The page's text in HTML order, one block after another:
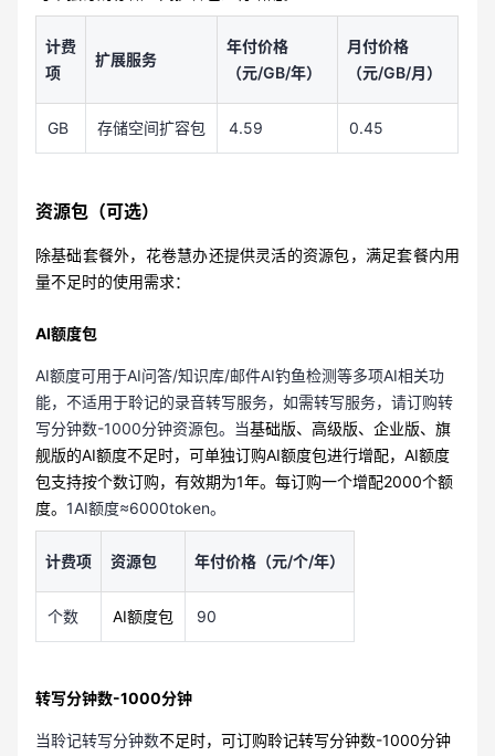
计费
项
扩展服务
年付价格
（元/GB/年）
月付价格
（元/GB/月）
GB 存储空间扩容包 4.59 0.45
资源包（可选）
除基础套餐外，花卷慧办还提供灵活的资源包，满足套餐内用
量不足时的使用需求：
AI额度包
AI额度可用于AI问答/知识库/邮件AI钓鱼检测等多项AI相关功
能，不适用于聆记的录音转写服务，如需转写服务，请订购转
写分钟数-1000分钟资源包。当基础版、高级版、企业版、旗
舰版的AI额度不足时，可单独订购AI额度包进行增配，AI额度
包支持按个数订购，有效期为1年。每订购一个增配2000个额
度。 1AI额度≈6000token。
计费项 资源包 年付价格（元/个/年）
个数 AI额度包 90
转写分钟数-1000分钟
当聆记转写分钟数不足时，可订购聆记转写分钟数-1000分钟